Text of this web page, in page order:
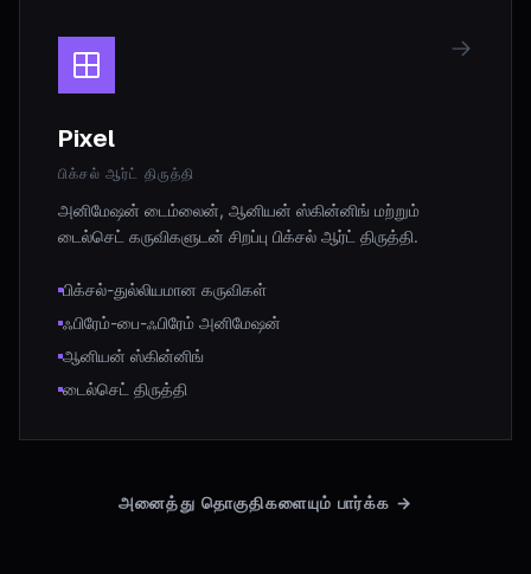
Pixel
பிக்சல் ஆர்ட் திருத்தி
அனிமேஷன் டைம்லைன், ஆனியன் ஸ்கின்னிங் மற்றும்
டைல்செட் கருவிகளுடன் சிறப்பு பிக்சல் ஆர்ட் திருத்தி.
பிக்சல்-துல்லியமான கருவிகள்
ஃபிரேம்-பை-ஃபிரேம் அனிமேஷன்
ஆனியன் ஸ்கின்னிங்
டைல்செட் திருத்தி
அனைத்து தொகுதிகளையும் பார்க்க →